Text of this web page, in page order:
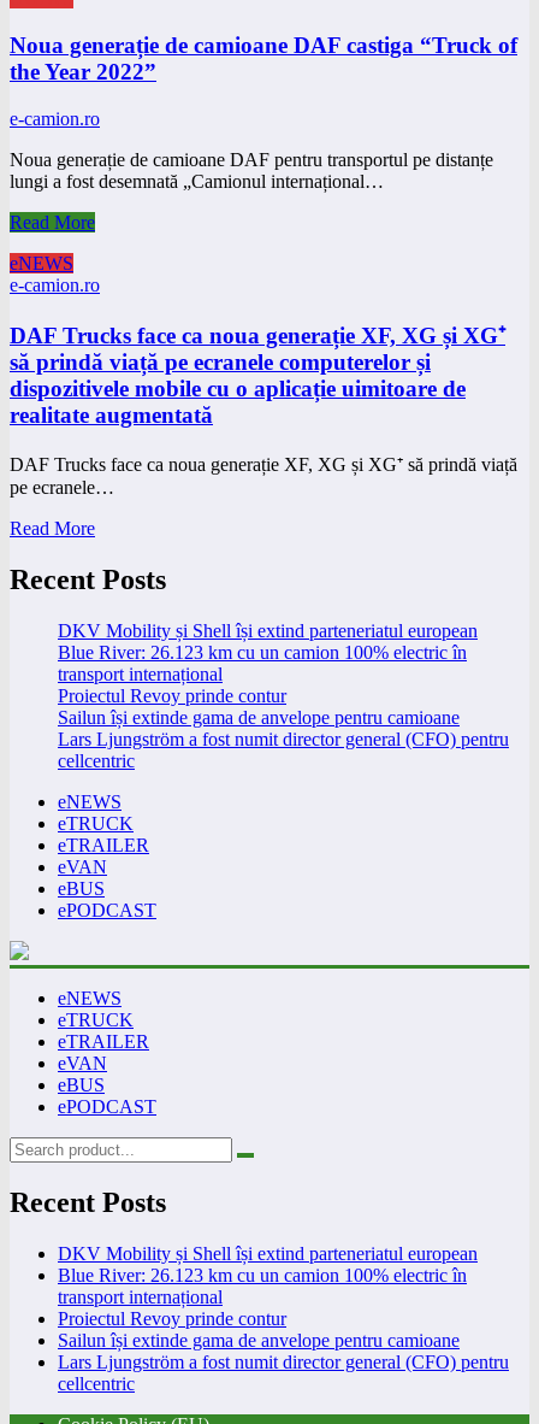
Noua generație de camioane DAF castiga “Truck of
the Year 2022”
e-camion.ro
Noua generație de camioane DAF pentru transportul pe distanțe
lungi a fost desemnată „Camionul internațional…
Read More
eNEWS
e-camion.ro
DAF Trucks face ca noua generație XF, XG și XG⁺
să prindă viață pe ecranele computerelor și
dispozitivele mobile cu o aplicație uimitoare de
realitate augmentată
DAF Trucks face ca noua generație XF, XG și XG⁺ să prindă viață
pe ecranele…
Read More
Recent Posts
DKV Mobility și Shell își extind parteneriatul european
Blue River: 26.123 km cu un camion 100% electric în
transport internațional
Proiectul Revoy prinde contur
Sailun își extinde gama de anvelope pentru camioane
Lars Ljungström a fost numit director general (CFO) pentru
cellcentric
eNEWS
eTRUCK
eTRAILER
eVAN
eBUS
ePODCAST
eNEWS
eTRUCK
eTRAILER
eVAN
eBUS
ePODCAST
Recent Posts
DKV Mobility și Shell își extind parteneriatul european
Blue River: 26.123 km cu un camion 100% electric în
transport internațional
Proiectul Revoy prinde contur
Sailun își extinde gama de anvelope pentru camioane
Lars Ljungström a fost numit director general (CFO) pentru
cellcentric